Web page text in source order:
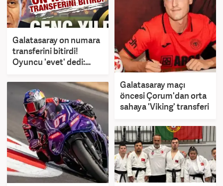
Galatasaray on numara
transferini bitirdi!
Oyuncu 'evet' dedi:
Buruk'ta
Galatasaray maçı
öncesi Çorum'dan orta
sahaya 'Viking' transferi